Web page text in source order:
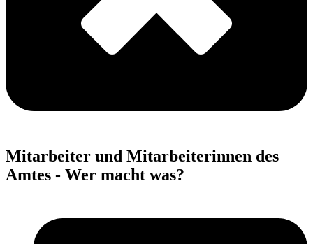
Mitarbeiter und Mitarbeiterinnen des
Amtes - Wer macht was?